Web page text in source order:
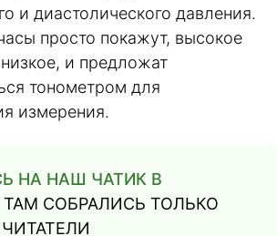
и диастолического давления.
просто покажут, высокое
и предложат
тонометром для
измерения.
НА НАШ ЧАТИК В
ТАМ СОБРАЛИСЬ ТОЛЬКО